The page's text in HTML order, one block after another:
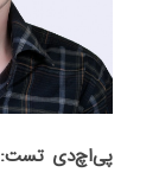
پیاچدی